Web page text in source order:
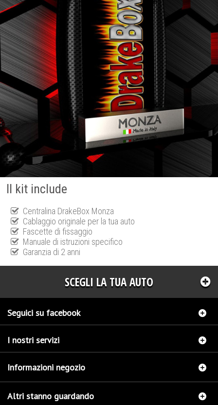
Il kit include
Centralina DrakeBox Monza
Cablaggio originale per la tua auto
Fascette di fissaggio
Manuale di istruzioni specifico
Garanzia di 2 anni
SCEGLI LA TUA AUTO
Seguici su facebook
I nostri servizi
Informazioni negozio
Altri stanno guardando